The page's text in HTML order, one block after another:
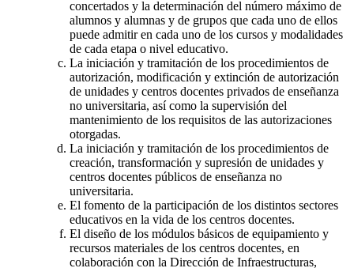
concertados y la determinación del número máximo de
alumnos y alumnas y de grupos que cada uno de ellos
puede admitir en cada uno de los cursos y modalidades
de cada etapa o nivel educativo.
La iniciación y tramitación de los procedimientos de
autorización, modificación y extinción de autorización
de unidades y centros docentes privados de enseñanza
no universitaria, así como la supervisión del
mantenimiento de los requisitos de las autorizaciones
otorgadas.
La iniciación y tramitación de los procedimientos de
creación, transformación y supresión de unidades y
centros docentes públicos de enseñanza no
universitaria.
El fomento de la participación de los distintos sectores
educativos en la vida de los centros docentes.
El diseño de los módulos básicos de equipamiento y
recursos materiales de los centros docentes, en
colaboración con la Dirección de Infraestructuras,